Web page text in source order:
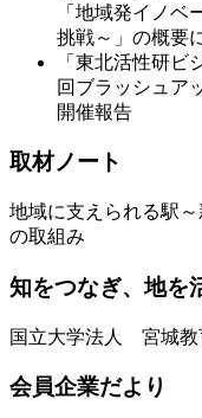
「地域発イノ
挑戦～」の概要
「東北活性研
回ブラッシュア
開催報告
取材ノート
地域に支えられる駅
の取組み
知をつなぎ、地を
国立大学法人 宮城教
会員企業だより